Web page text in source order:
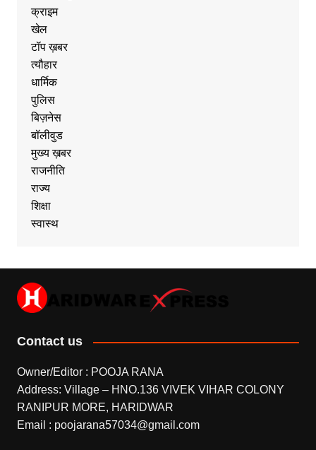
क्राइम
खेल
टॉप ख़बर
त्यौहार
धार्मिक
पुलिस
बिज़नेस
बॉलीवुड
मुख्य ख़बर
राजनीति
राज्य
शिक्षा
स्वास्थ
Contact us
Owner/Editor : POOJA RANA
Address: Village – HNO.136 VIVEK VIHAR COLONY
RANIPUR MORE, HARIDWAR
Email : poojarana57034@gmail.com